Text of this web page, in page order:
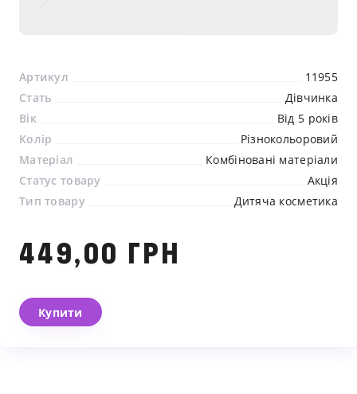
Артикул
11955
Стать
Дівчинка
Вік
Від 5 років
Колір
Різнокольоровий
Матеріал
Комбіновані матеріали
Статус товару
Акція
Тип товару
Дитяча косметика
449,00 ГРН
Купити
Ми зв'яжемося з вами